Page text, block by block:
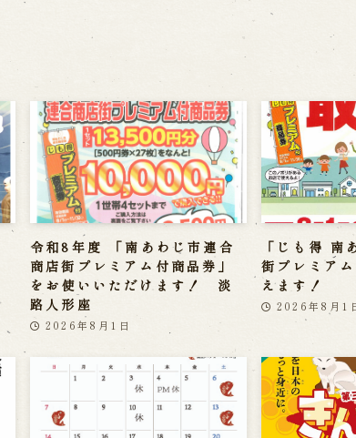
令和8年度 「南あわじ市連合
商店街プレミアム付商品券」
をお使いいただけます！ 淡
路人形座
2026年8月1日
「じも得 南
街プレミア
えます！
2026年8月1